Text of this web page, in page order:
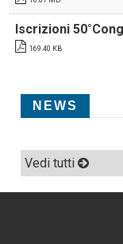
Iscrizioni
169.40 KB
NEWS
Vedi tutti